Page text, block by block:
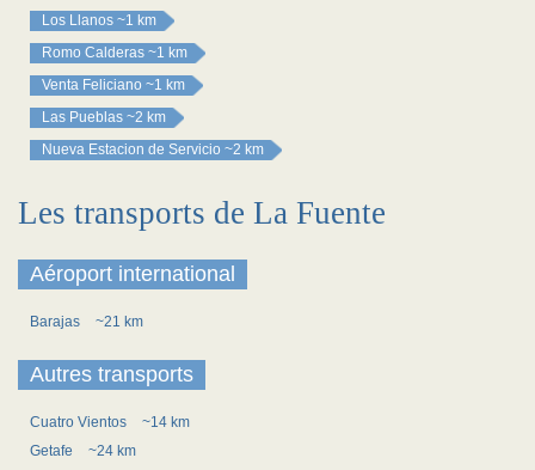
Los Llanos ~1 km
Romo Calderas ~1 km
Venta Feliciano ~1 km
Las Pueblas ~2 km
Nueva Estacion de Servicio ~2 km
Les transports de La Fuente
Aéroport international
Barajas ~21 km
Autres transports
Cuatro Vientos
~14 km
Getafe
~24 km